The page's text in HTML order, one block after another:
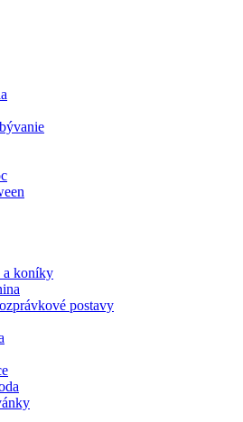
a koníky
postavy